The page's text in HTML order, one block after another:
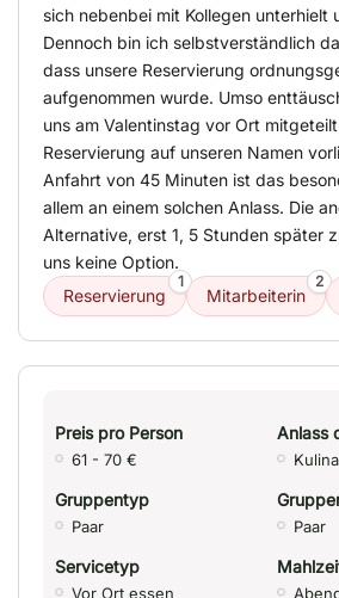
sich nebenbei mit Kollegen unterhielt
Dennoch bin ich selbstverständlich
dass unsere Reservierung
aufgenommen wurde. Umso
uns am Valentinstag vor Ort
Reservierung auf unseren Namen
Anfahrt von 45 Minuten ist das
allem an einem solchen Anlass. Die
Alternative, erst 1, 5 Stunden später
uns keine Option.
Reservierung
1
Mitarbeiterin
2
Preis pro Person
61 - 70 €
Anlass
Gruppentyp
Paar Paar
Servicetyp
Vor Ort essen